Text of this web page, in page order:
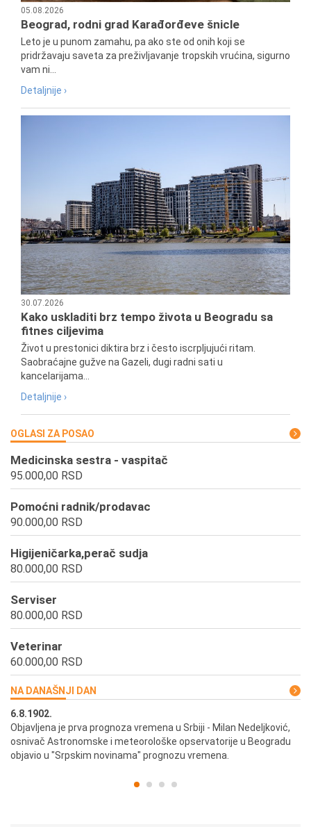
05.08.2026
Beograd, rodni grad Karađorđeve šnicle
Leto je u punom zamahu, pa ako ste od onih koji se
pridržavaju saveta za preživljavanje tropskih vrućina, sigurno
vam ni...
Detaljnije ›
30.07.2026
Kako uskladiti brz tempo života u Beogradu sa
fitnes ciljevima
Život u prestonici diktira brz i često iscrpljujući ritam.
Saobraćajne gužve na Gazeli, dugi radni sati u
kancelarijama...
Detaljnije ›
OGLASI ZA POSAO
Medicinska sestra - vaspitač
95.000,00 RSD
Pomoćni radnik/prodavac
90.000,00 RSD
Higijeničarka,perač sudja
80.000,00 RSD
Serviser
80.000,00 RSD
Veterinar
60.000,00 RSD
NA DANAŠNJI DAN
6.8.1902.
Objavljena je prva prognoza vremena u Srbiji - Milan Nedeljković,
osnivač Astronomske i meteorološke opservatorije u Beogradu
objavio u "Srpskim novinama" prognozu vremena.